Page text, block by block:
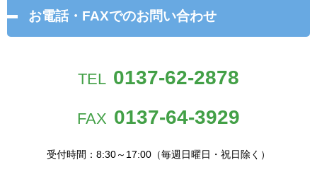
お電話・FAXでのお問い合わせ
TEL 0137-62-2878
FAX 0137-64-3929
受付時間：8:30～17:00（毎週日曜日・祝日除く）